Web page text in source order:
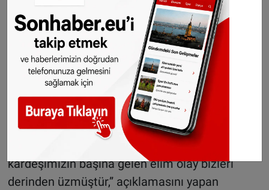
askerin Türk olduğu bilgisini doğruladı ve
üzüntülerini dile getirdi. Büyükelçi Ceyhun,
olayla ilgili olarak Başbakanlık tarafından
bilgilendirildiğini ve Başbakan Karl
Nehammer’in hem kendisine hem de hayatını
kaybeden askerin ailesine taziyelerini ilettiğini
ifade etti.
“Üzüntümüz büyük, terhisine bir hafta kalmış
kardeşimizin başına gelen elim olay bizleri
derinden üzmüştür,” açıklamasını yapan